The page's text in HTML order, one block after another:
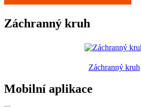
Záchranný kruh
Záchranný kruh
Mobilní aplikace